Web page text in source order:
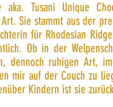
aka. Tusani Unique
Sie stammt aus der
für Rhodesian
Ob in der
dennoch ruhigen Art,
mir auf der Couch zu
Kindern ist sie